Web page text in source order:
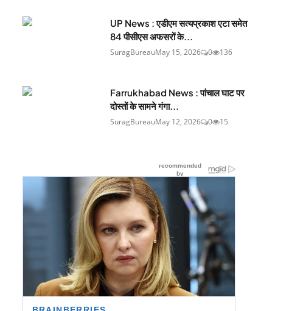
UP News : एडीएम सत्यप्रकाश एटा समेत
84 पीसीएस अफसरों के...
SuragBureauMay 15, 2026 0 136
Farrukhabad News : पांचाल घाट पर
दोस्तों के सामने गंगा...
SuragBureauMay 12, 2026 0 15